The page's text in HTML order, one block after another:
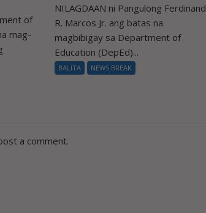
of
mag-
NILAGDAAN ni Pangulong Ferdinand
R. Marcos Jr. ang batas na
magbibigay sa Department of
Education (DepEd)...
BALITA NEWS BREAK
a comment.